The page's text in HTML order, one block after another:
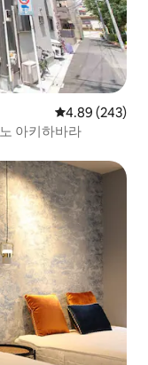
평점 4.89점(5
4.89 (243)
아키하바라